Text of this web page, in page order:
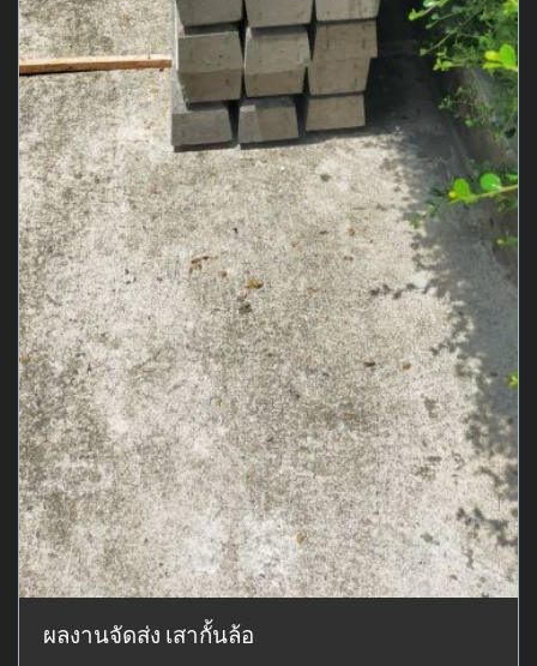
ผลงานจัดส่ง เสากั้นล้อ